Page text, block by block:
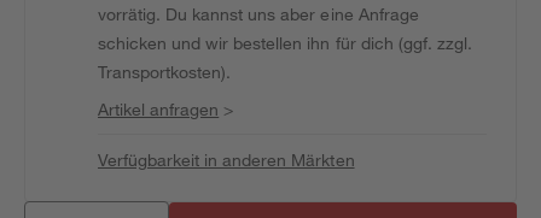
vorrätig. Du kannst uns aber eine Anfrage
schicken und wir bestellen ihn für dich (ggf. zzgl.
Transportkosten).
Artikel anfragen >
Verfügbarkeit in anderen Märkten